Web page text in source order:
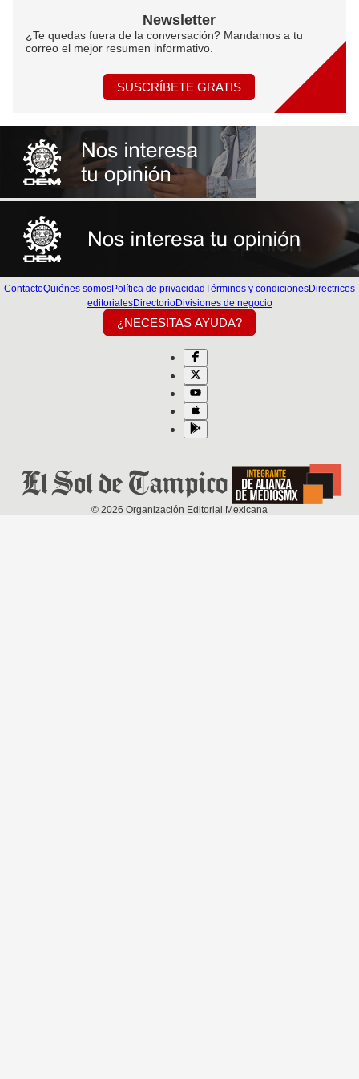
Newsletter
¿Te quedas fuera de la conversación? Mandamos a tu
correo el mejor resumen informativo.
SUSCRÍBETE GRATIS
ContactoQuiénes somosPolítica de privacidadTérminos y condicionesDirectrices
editorialesDirectorioDivisiones de negocio
¿NECESITAS AYUDA?
© 2026 Organización Editorial Mexicana